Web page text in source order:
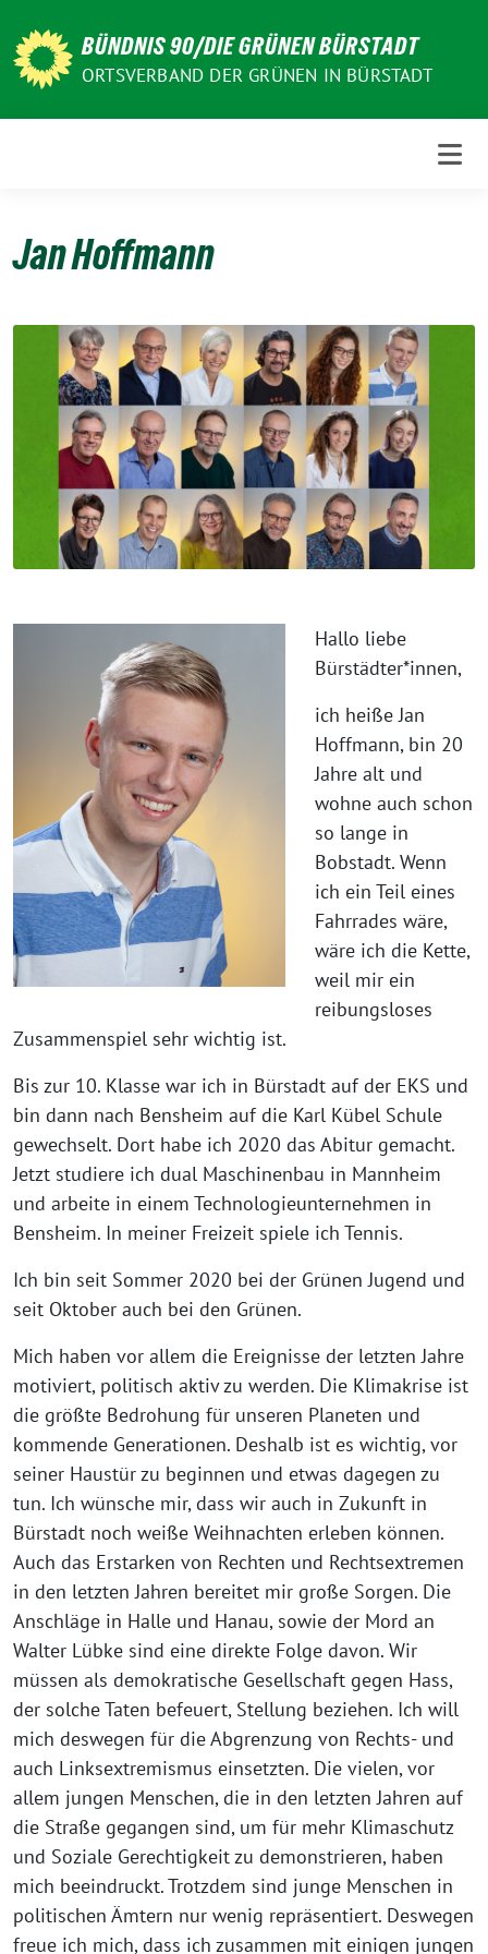
zum
Inhalt
BÜNDNIS 90/DIE GRÜNEN BÜRSTADT
ORTSVERBAND DER GRÜNEN IN BÜRSTADT
Jan Hoffmann
Hallo liebe
Bürstädter*innen,
ich heiße Jan
Hoffmann, bin 20
Jahre alt und
wohne auch schon
so lange in
Bobstadt. Wenn
ich ein Teil eines
Fahrrades wäre,
wäre ich die Kette,
weil mir ein
reibungsloses
Zusammenspiel sehr wichtig ist.
Bis zur 10. Klasse war ich in Bürstadt auf der EKS und
bin dann nach Bensheim auf die Karl Kübel Schule
gewechselt. Dort habe ich 2020 das Abitur gemacht.
Jetzt studiere ich dual Maschinenbau in Mannheim
und arbeite in einem Technologieunternehmen in
Bensheim. In meiner Freizeit spiele ich Tennis.
Ich bin seit Sommer 2020 bei der Grünen Jugend und
seit Oktober auch bei den Grünen.
Mich haben vor allem die Ereignisse der letzten Jahre
motiviert, politisch aktiv zu werden. Die Klimakrise ist
die größte Bedrohung für unseren Planeten und
kommende Generationen. Deshalb ist es wichtig, vor
seiner Haustür zu beginnen und etwas dagegen zu
tun. Ich wünsche mir, dass wir auch in Zukunft in
Bürstadt noch weiße Weihnachten erleben können.
Auch das Erstarken von Rechten und Rechtsextremen
in den letzten Jahren bereitet mir große Sorgen. Die
Anschläge in Halle und Hanau, sowie der Mord an
Walter Lübke sind eine direkte Folge davon. Wir
müssen als demokratische Gesellschaft gegen Hass,
der solche Taten befeuert, Stellung beziehen. Ich will
mich deswegen für die Abgrenzung von Rechts- und
auch Linksextremismus einsetzten. Die vielen, vor
allem jungen Menschen, die in den letzten Jahren auf
die Straße gegangen sind, um für mehr Klimaschutz
und Soziale Gerechtigkeit zu demonstrieren, haben
mich beeindruckt. Trotzdem sind junge Menschen in
politischen Ämtern nur wenig repräsentiert. Deswegen
freue ich mich, dass ich zusammen mit einigen jungen